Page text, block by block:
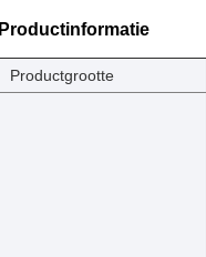
Productinformatie
Productgrootte